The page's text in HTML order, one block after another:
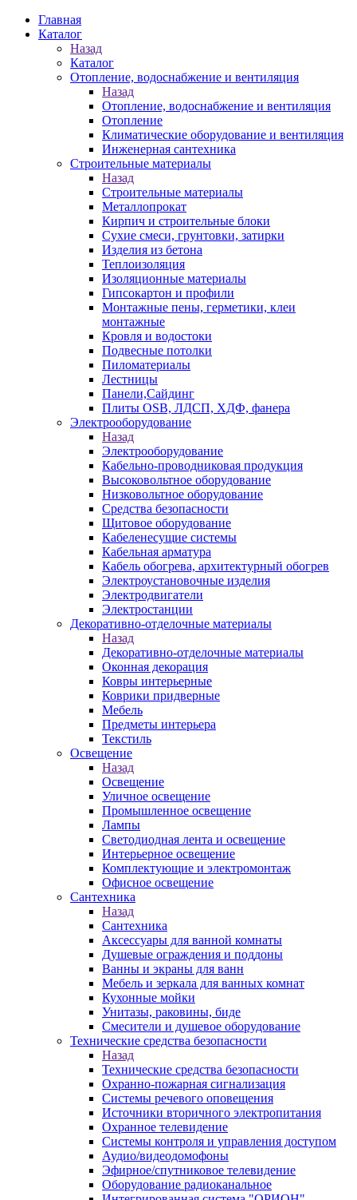
Главная
Каталог
Назад
Каталог
Отопление, водоснабжение и вентиляция
Назад
Отопление, водоснабжение и вентиляция
Отопление
Климатические оборудование и вентиляция
Инженерная сантехника
Строительные материалы
Назад
Строительные материалы
Металлопрокат
Кирпич и строительные блоки
Сухие смеси, грунтовки, затирки
Изделия из бетона
Теплоизоляция
Изоляционные материалы
Гипсокартон и профили
Монтажные пены, герметики, клеи
монтажные
Кровля и водостоки
Подвесные потолки
Пиломатериалы
Лестницы
Панели,Сайдинг
Плиты OSB, ЛДСП, ХДФ, фанера
Электрооборудование
Назад
Электрооборудование
Кабельно-проводниковая продукция
Высоковольтное оборудование
Низковольтное оборудование
Средства безопасности
Щитовое оборудование
Кабеленесущие системы
Кабельная арматура
Кабель обогрева, архитектурный обогрев
Электроустановочные изделия
Электродвигатели
Электростанции
Декоративно-отделочные материалы
Назад
Декоративно-отделочные материалы
Оконная декорация
Ковры интерьерные
Коврики придверные
Мебель
Предметы интерьера
Текстиль
Освещение
Назад
Освещение
Уличное освещение
Промышленное освещение
Лампы
Светодиодная лента и освещение
Интерьерное освещение
Комплектующие и электромонтаж
Офисное освещение
Сантехника
Назад
Сантехника
Аксессуары для ванной комнаты
Душевые ограждения и поддоны
Ванны и экраны для ванн
Мебель и зеркала для ванных комнат
Кухонные мойки
Унитазы, раковины, биде
Смесители и душевое оборудование
Технические средства безопасности
Назад
Технические средства безопасности
Охранно-пожарная сигнализация
Системы речевого оповещения
Источники вторичного электропитания
Охранное телевидение
Системы контроля и управления доступом
Аудио/видеодомофоны
Эфирное/спутниковое телевидение
Оборудование радиоканальное